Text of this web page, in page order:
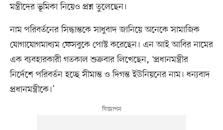
মন্ত্রীদের ভূমিকা নিয়েও প্রশ্ন তুলেছেন।
নাম পরিবর্তনের সিদ্ধান্তকে সাধুবাদ জানিয়ে অনেকে সামাজিক
যোগাযোগমাধ্যম ফেসবুকে পোস্ট করেছেন। এন আই আবির নামের
এক ব্যবহারকারী গতকাল শুক্রবার লিখেছেন, ‘প্রধানমন্ত্রীর
নির্দেশে পরিবর্তন হচ্ছে সীমান্ত ও দিগন্ত ইউনিয়নের নাম। ধন্যবাদ
প্রধানমন্ত্রীকে।’